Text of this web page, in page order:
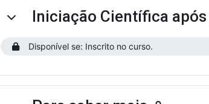
ContrairIniciação Científica
Disponível se: Inscrito no curso.